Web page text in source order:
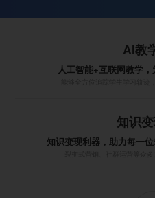
AI教
人工智能+互联网教学
知识
知识变现利器，助力每一